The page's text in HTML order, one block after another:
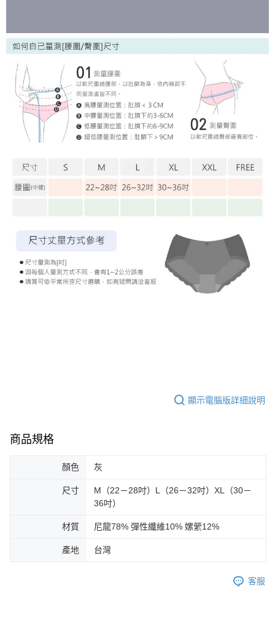
顯示電腦版詳細說明
商品規格
顏色 灰
尺寸
M（22－28吋）L（26－32吋）XL（30－
36吋）
材質 尼龍78% 彈性纖維10% 嫘縈12%
產地 台灣
客服